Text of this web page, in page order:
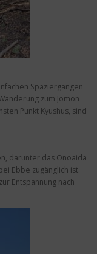
Spaziergängen
zum Jomon
Punkt Kyushus, sind
darunter das Onoaida
Ebbe zugänglich ist.
Entspannung nach